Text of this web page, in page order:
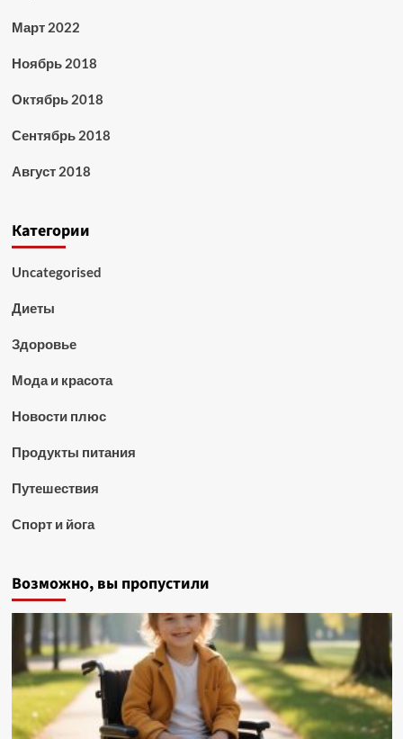
Март 2022
Ноябрь 2018
Октябрь 2018
Сентябрь 2018
Август 2018
Категории
Uncategorised
Диеты
Здоровье
Мода и красота
Новости плюс
Продукты питания
Путешествия
Спорт и йога
Возможно, вы пропустили